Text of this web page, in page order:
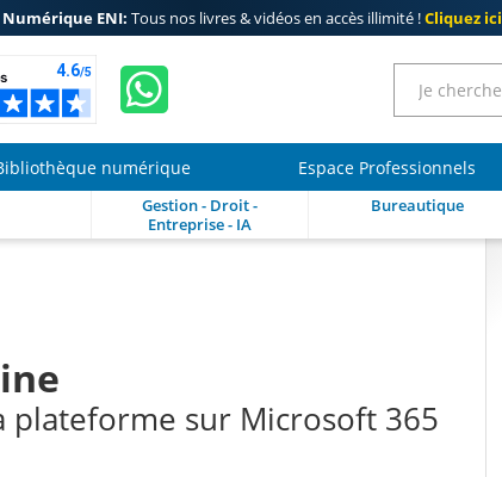
ENI: Tous nos livres & vidéos en accès illimité !Cliquez ici
numérique Espace Professionnels
Gestion - Droit -
Entreprise - IA
Bureautique
sur Microsoft 365